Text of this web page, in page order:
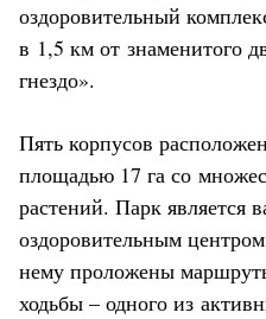
оздоровительный
в 1,5 км от знаменитого
гнездо».
Пять корпусов
площадью 17 га со
растений. Парк является
оздоровительным
нему проложены
ходьбы – одного из